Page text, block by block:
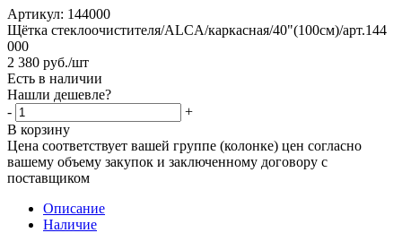
Артикул: 144000
Щётка стеклоочистителя/ALCA/каркасная/40"(100см)/арт.144
000
2 380 руб./шт
Есть в наличии
Нашли дешевле?
-
+
В корзину
Цена соответствует вашей группе (колонке) цен согласно
вашему объему закупок и заключенному договору с
поставщиком
Описание
Наличие